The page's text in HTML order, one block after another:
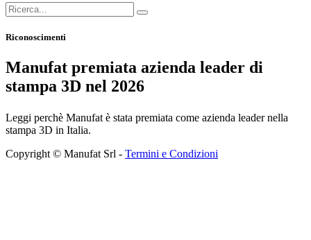
Riconoscimenti
Manufat premiata azienda leader di
stampa 3D nel 2026
Leggi perchè Manufat è stata premiata come azienda leader nella
stampa 3D in Italia.
Copyright © Manufat Srl - Termini e Condizioni